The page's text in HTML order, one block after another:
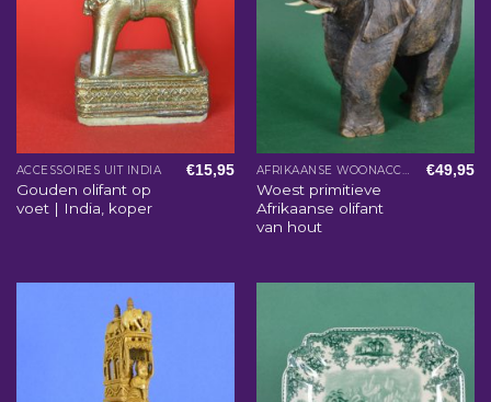
ACCESSOIRES UIT INDIA
Gouden olifant op
voet | India, koper
€15,95 AFRIKAANSE WOONACCESSOIRES
Woest primitieve
Afrikaanse olifant
van hout
€49,95